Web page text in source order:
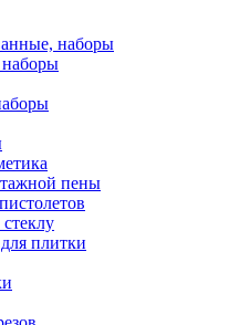
наборы
пены
плитки